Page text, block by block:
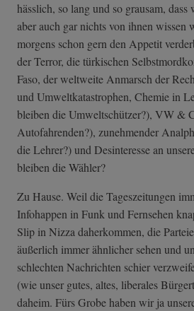
hässlich, so lang und so grausam,
aber auch gar nichts von ihnen wissen
morgens schon gern den Appetit
der Terror, die türkischen
Faso, der weltweite Anmarsch der
und Umweltkatastrophen, Chemie in
bleiben die Umweltschützer?), VW &
Autofahrenden?), zunehmender
die Lehrer?) und Desinteresse an
bleiben die Wähler?
Zu Hause. Weil die Tageszeitungen
Infohappen in Funk und Fernsehen
Slip in Nizza daherkommen, die
äußerlich immer ähnlicher sehen und
schlechten Nachrichten schier
(wie unser gutes, altes, liberales
daheim. Fürs Grobe haben wir ja